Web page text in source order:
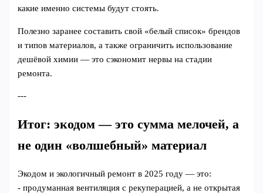
какие именно системы будут стоять.
Полезно заранее составить свой «белый список» брендов
и типов материалов, а также ограничить использование
дешёвой химии — это сэкономит нервы на стадии
ремонта.
---
Итог: экодом — это сумма мелочей, а
не один «волшебный» материал
Экодом и экологичный ремонт в 2025 году — это:
- продуманная вентиляция с рекуперацией, а не открытая